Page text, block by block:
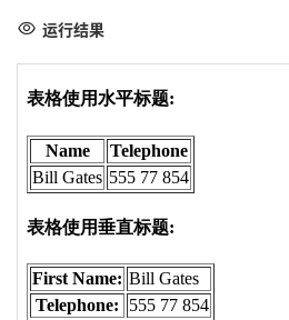
18
19
20
22
24
25
26
27
29
30
32
33
34
</
</table
<table border
<th>First Name:
<td>Bill Gates
</tr>
<tr>
<td>555 77 854
</tr>
</body>
</html >
运行结果